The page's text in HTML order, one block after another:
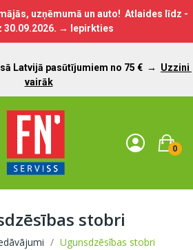
uzņēmumā un auto! Atlaides līdz -
30.09.2026. → Iepirkties
Latvijā pasūtījumiem no 75 € → Uzzini
vairāk
0
stobri
Ugunsdzēsības stobri